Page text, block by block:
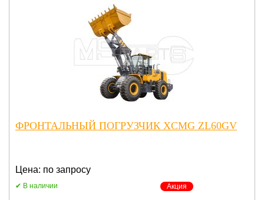
ФРОНТАЛЬНЫЙ ПОГРУЗЧИК XCMG ZL60GV
Цена: по запросу
В наличии Акция